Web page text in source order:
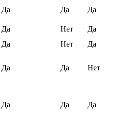
Да Да
Да
Да Нет
Да
Да Нет
Да
Да Да Нет
Да Да Да